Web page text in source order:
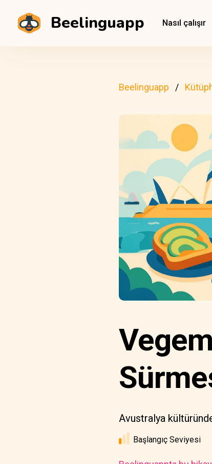
Beelinguapp Nasıl çalışır
Beelinguapp
Avustralya
Başlangıç Seviyesi